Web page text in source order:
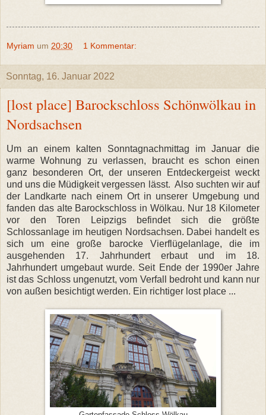
Myriam um 20:30 1 Kommentar:
Sonntag, 16. Januar 2022
[lost place] Barockschloss Schönwölkau in
Nordsachsen
Um an einem kalten Sonntagnachmittag im Januar die
warme Wohnung zu verlassen, braucht es schon einen
ganz besonderen Ort, der unseren Entdeckergeist weckt
und uns die Müdigkeit vergessen lässt. Also suchten wir auf
der Landkarte nach einem Ort in unserer Umgebung und
fanden das alte Barockschloss in Wölkau. Nur 18 Kilometer
vor den Toren Leipzigs befindet sich die größte
Schlossanlage im heutigen Nordsachsen. Dabei handelt es
sich um eine große barocke Vierflügelanlage, die im
ausgehenden 17. Jahrhundert erbaut und im 18.
Jahrhundert umgebaut wurde. Seit Ende der 1990er Jahre
ist das Schloss ungenutzt, vom Verfall bedroht und kann nur
von außen besichtigt werden. Ein richtiger lost place ...